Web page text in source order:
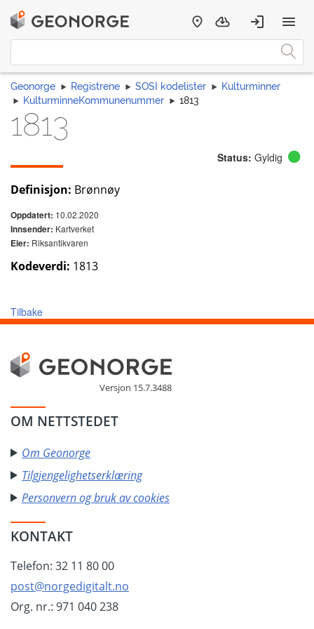
Geonorge Registrene SOSI kodelister
Kulturminner
KulturminneKommunenummer
1813
1813
Status: Gyldig
Definisjon: Brønnøy
Oppdatert: 10.02.2020
Innsender: Kartverket
Eier: Riksantikvaren
Kodeverdi: 1813
Tilbake